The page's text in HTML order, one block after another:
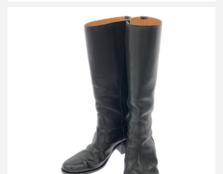
アーツアンドサイエンス ロングレザーブーツ
買取金額7,200円